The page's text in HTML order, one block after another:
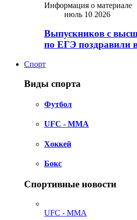
Информация о материале
июль 10 2026
Выпускников с
по ЕГЭ поздравили
Спорт
Виды спорта
Футбол
UFC - MMA
Хоккей
Бокс
Спортивные новости
UFC - MMA